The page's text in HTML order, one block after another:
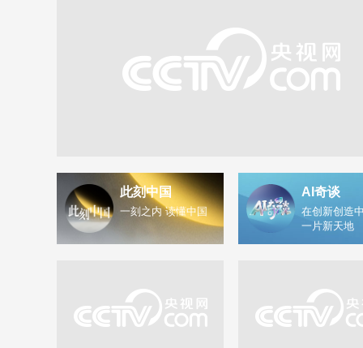
此刻中国
一刻之内 读懂中国
AI奇谈
在创新创造
一片新天地